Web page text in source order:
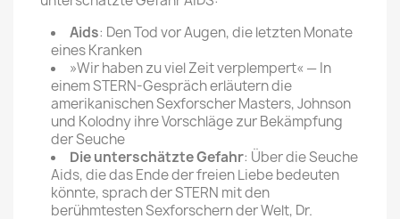
Aids: Den Tod vor Augen, die letzten Monate
eines Kranken
»Wir haben zu viel Zeit verplempert« — In
einem STERN-Gespräch erläutern die
amerikanischen Sexforscher Masters, Johnson
und Kolodny ihre Vorschläge zur Bekämpfung
der Seuche
Die unterschätzte Gefahr: Über die Seuche
Aids, die das Ende der freien Liebe bedeuten
könnte, sprach der STERN mit den
berühmtesten Sexforschern der Welt, Dr.